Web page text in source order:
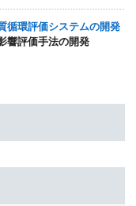
循環評価システムの開発
響評価手法の開発